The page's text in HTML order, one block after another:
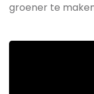
groener te